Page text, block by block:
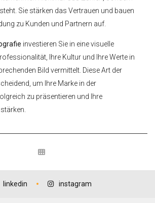
Sie stärken das Vertrauen und bauen
zu Kunden und Partnern auf.
investieren Sie in eine visuelle
Ihre Kultur und Ihre Werte in
Bild vermittelt. Diese Art der
um Ihre Marke in der
zu präsentieren und Ihre
linkedin instagram